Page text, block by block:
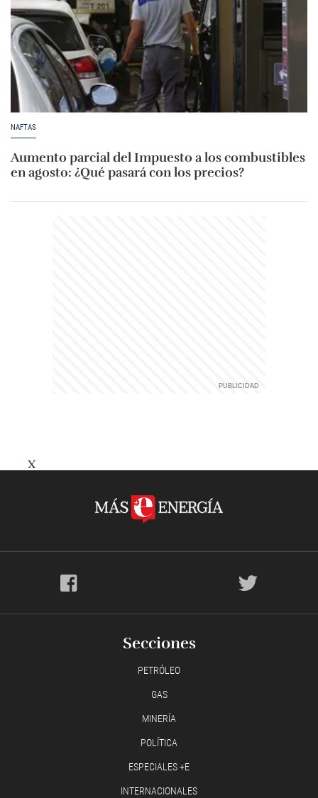
NAFTAS
Aumento parcial del Impuesto a los combustibles
en agosto: ¿Qué pasará con los precios?
X
Secciones
PETRÓLEO
GAS
MINERÍA
POLÍTICA
ESPECIALES +E
INTERNACIONALES